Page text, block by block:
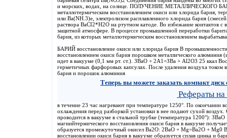
и морских, водах, на солнце. ПОЛУЧЕНИЕ МЕТАЛЛИЧЕСКОГО
металлотермическим восстановлением окиси или хлорида бария,
или Ba(NH.3)e, электролизом расплавленного хлорида бария
раствора BaCI2*H2O на ртутном катоде. Во избежание контактов с
защитной атмосфере. В процессе промышленной переработки
бария, из которых металлотермическим восстановлением
БАРИЙ восстановление окиси или хлорида бария В
восстановлением окиси бария порошком металлического алюминия
идет в вакууме (0,1 мм рт. ст.). ЗВаО + 2А1=ЗВа + Аl2О3 25 ккал
герметичных фарфоровых капсулах. После удаления воздуха током
бария и порошок алюминия
Теперь вы можете заказать компакт диск
Рефераты на
в течение 23 час нагревают при температуре 1250°. По окончании
охлаждения перед разборкой установки в нее подают сухой воздух.
проводится в вакууме в стальной трубке (температура 1200°):
магнийтермического восстановления окиси бария в вакууме
образуется промежуточный окисел Ba2O: 2ВаО + Mg=Ba2O + Mg0
восстановлении окиси бария в вакууме образуется сплав цинка и